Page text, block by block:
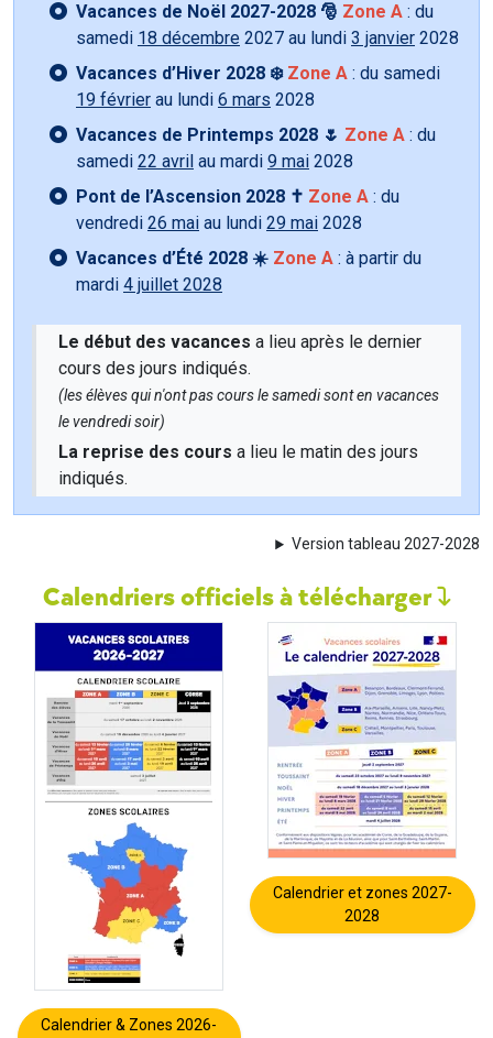
Vacances de Noël 2027-2028 🎅 Zone A : du
samedi 18 décembre 2027 au lundi 3 janvier 2028
Vacances d’Hiver 2028 ❄️ Zone A : du samedi
19 février au lundi 6 mars 2028
Vacances de Printemps 2028 🌷 Zone A : du
samedi 22 avril au mardi 9 mai 2028
Pont de l’Ascension 2028 ✝️ Zone A : du
vendredi 26 mai au lundi 29 mai 2028
Vacances d’Été 2028 ☀️ Zone A : à partir du
mardi 4 juillet 2028
Le début des vacances a lieu après le dernier
cours des jours indiqués.
(les élèves qui n'ont pas cours le samedi sont en vacances
le vendredi soir)
La reprise des cours a lieu le matin des jours
indiqués.
Version tableau 2027-2028
Calendriers officiels à télécharger
Calendrier & Zones 2026-
Calendrier et zones 2027-
2028